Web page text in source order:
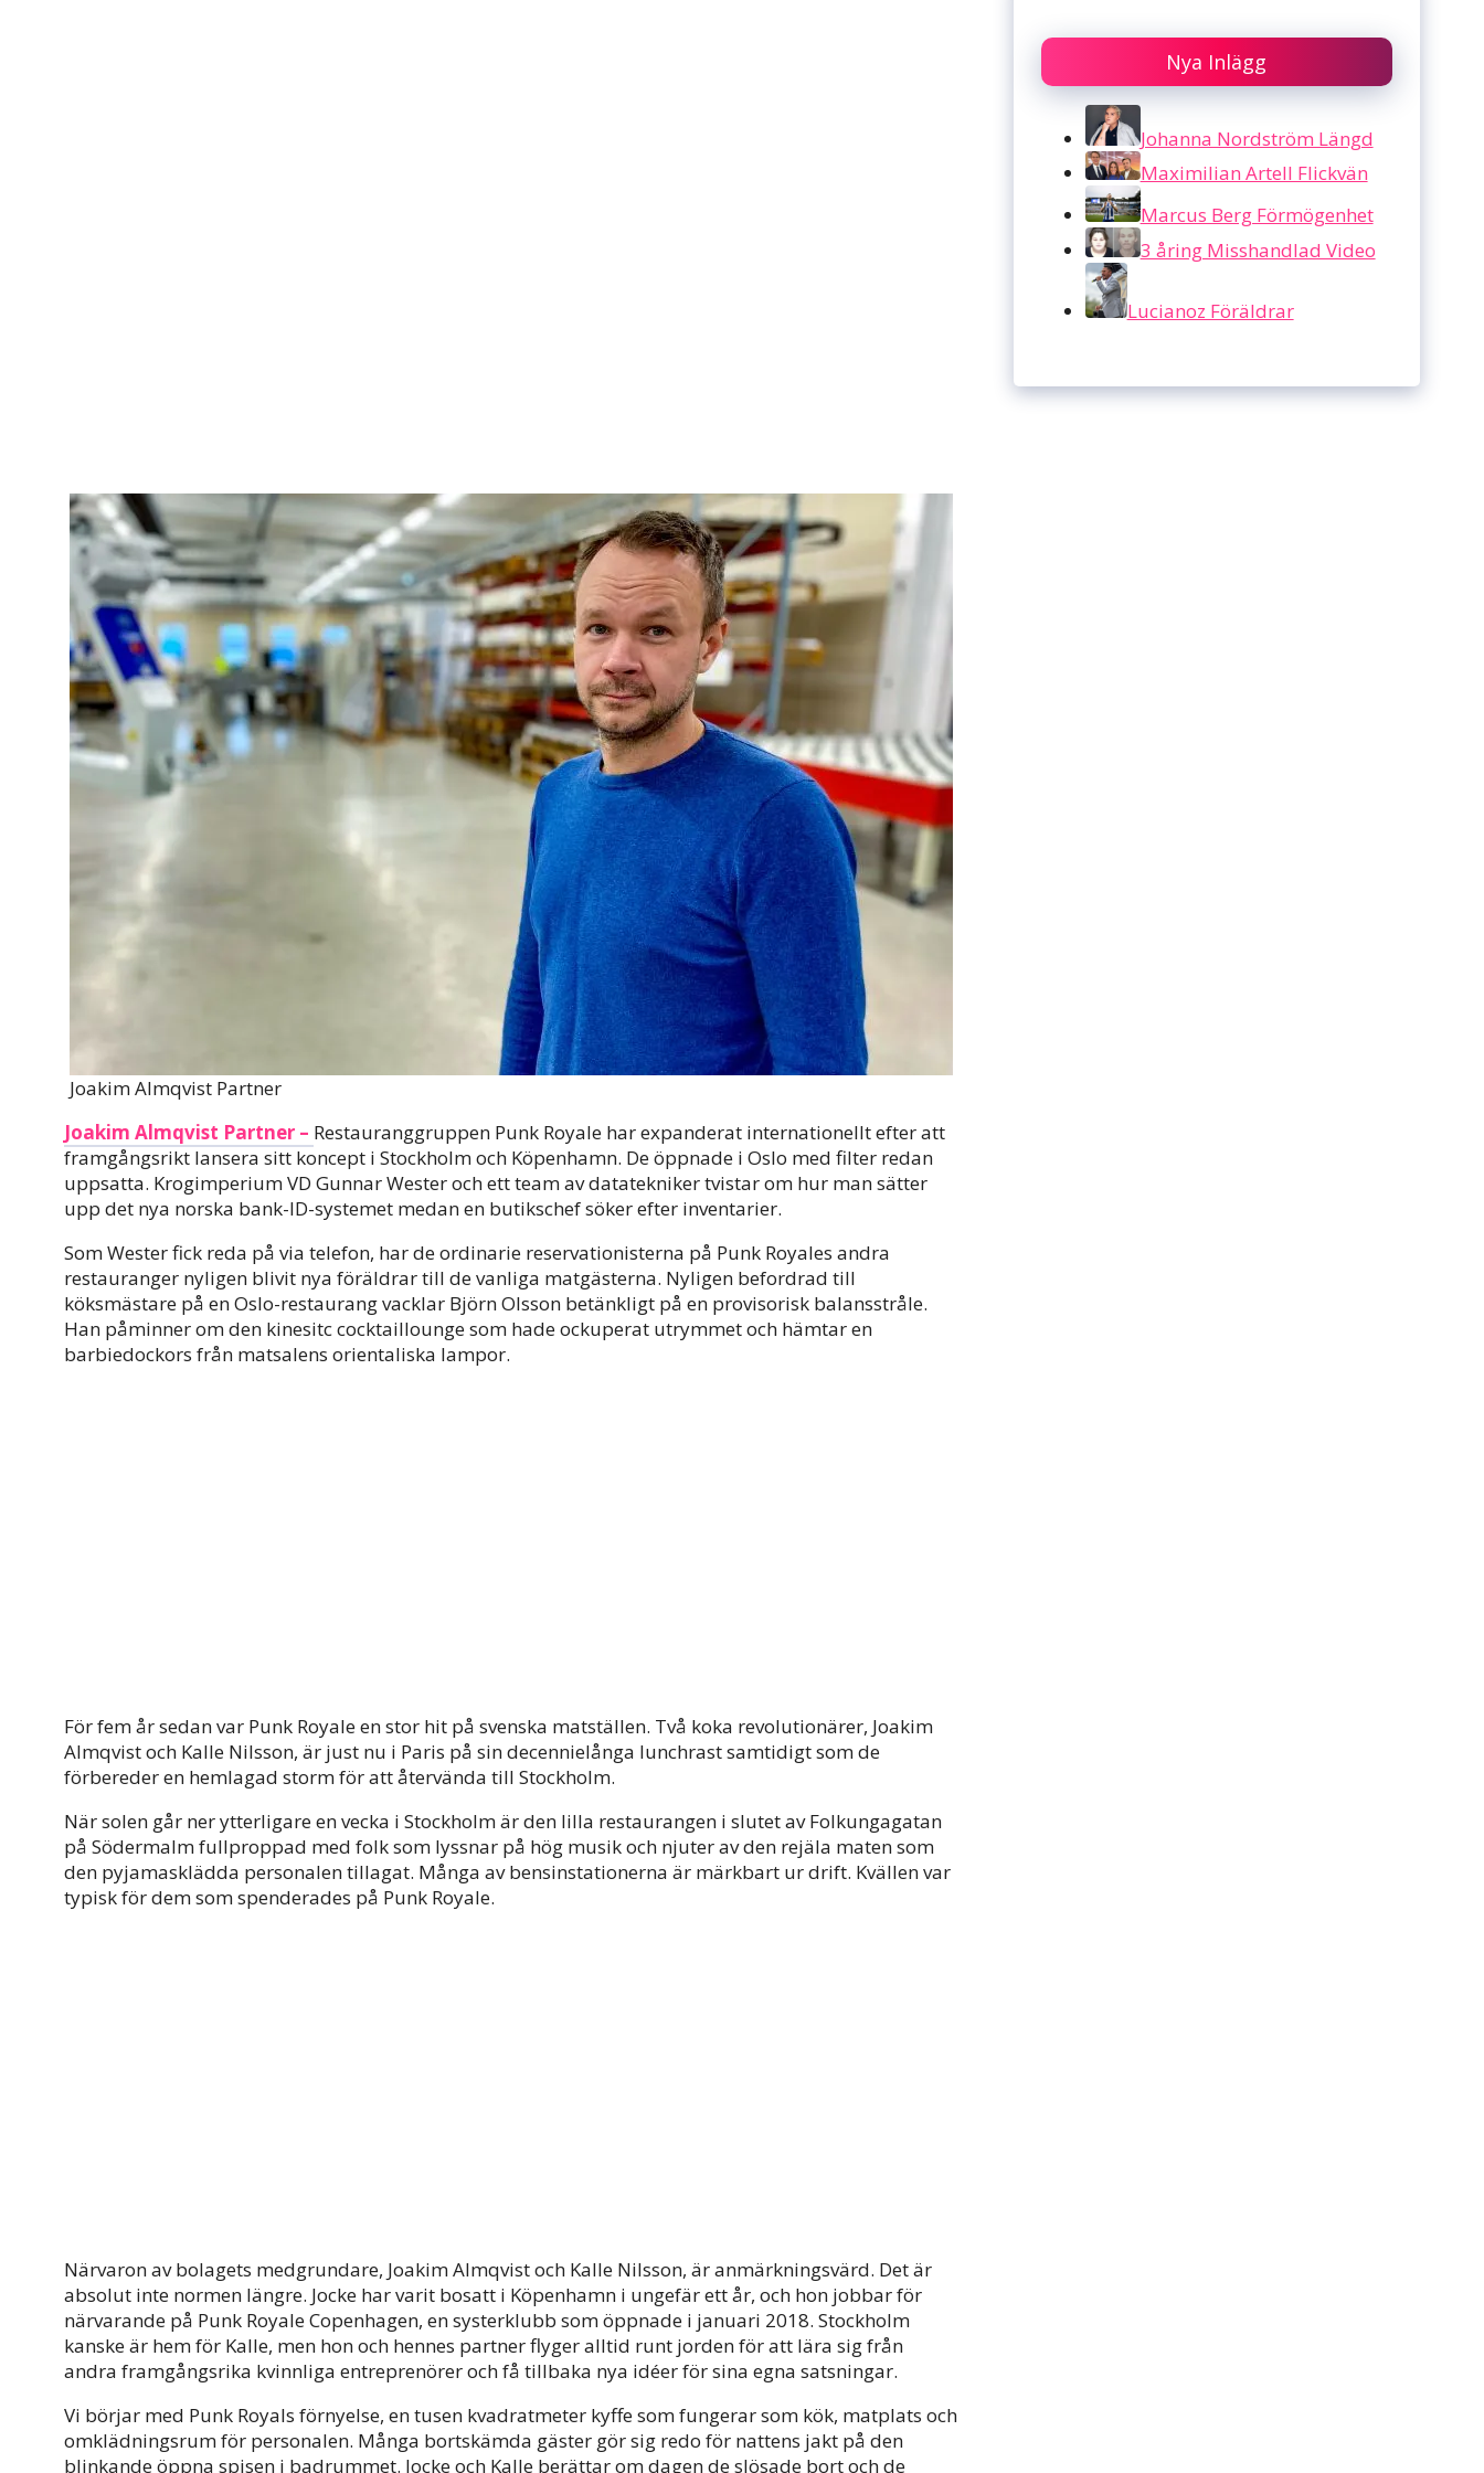
Joakim Almqvist Partner
Joakim Almqvist Partner – Restauranggruppen Punk Royale har expanderat internationellt efter att
framgångsrikt lansera sitt koncept i Stockholm och Köpenhamn. De öppnade i Oslo med filter redan
uppsatta. Krogimperium VD Gunnar Wester och ett team av datatekniker tvistar om hur man sätter
upp det nya norska bank-ID-systemet medan en butikschef söker efter inventarier.
Som Wester fick reda på via telefon, har de ordinarie reservationisterna på Punk Royales andra
restauranger nyligen blivit nya föräldrar till de vanliga matgästerna. Nyligen befordrad till
köksmästare på en Oslo-restaurang vacklar Björn Olsson betänkligt på en provisorisk balansstråle.
Han påminner om den kinesitc cocktaillounge som hade ockuperat utrymmet och hämtar en
barbiedockors från matsalens orientaliska lampor.
För fem år sedan var Punk Royale en stor hit på svenska matställen. Två koka revolutionärer, Joakim
Almqvist och Kalle Nilsson, är just nu i Paris på sin decennielånga lunchrast samtidigt som de
förbereder en hemlagad storm för att återvända till Stockholm.
När solen går ner ytterligare en vecka i Stockholm är den lilla restaurangen i slutet av Folkungagatan
på Södermalm fullproppad med folk som lyssnar på hög musik och njuter av den rejäla maten som
den pyjamasklädda personalen tillagat. Många av bensinstationerna är märkbart ur drift. Kvällen var
typisk för dem som spenderades på Punk Royale.
Närvaron av bolagets medgrundare, Joakim Almqvist och Kalle Nilsson, är anmärkningsvärd. Det är
absolut inte normen längre. Jocke har varit bosatt i Köpenhamn i ungefär ett år, och hon jobbar för
närvarande på Punk Royale Copenhagen, en systerklubb som öppnade i januari 2018. Stockholm
kanske är hem för Kalle, men hon och hennes partner flyger alltid runt jorden för att lära sig från
andra framgångsrika kvinnliga entreprenörer och få tillbaka nya idéer för sina egna satsningar.
Vi börjar med Punk Royals förnyelse, en tusen kvadratmeter kyffe som fungerar som kök, matplats och
omklädningsrum för personalen. Många bortskämda gäster gör sig redo för nattens jakt på den
blinkande öppna spisen i badrummet. Jocke och Kalle berättar om dagen de slösade bort och de
Nya Inlägg
Johanna Nordström Längd
Maximilian Artell Flickvän
Marcus Berg Förmögenhet
3 åring Misshandlad Video
Lucianoz Föräldrar